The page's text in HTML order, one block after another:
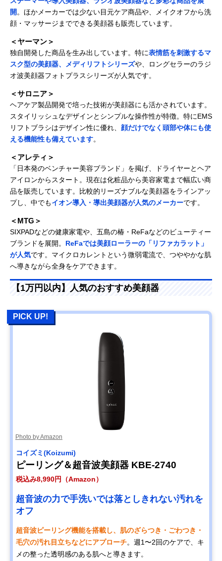
開。ほかメーカーでは少ない目元ケア商品や、メイクオフから洗
顔・マッサージまでできる美顔器も販売しています。
＜ヤーマン＞
独自開発した商品を生み出しています。特に表情筋を刺激するマ
スク型の美顔器、メディリフトシリーズや、ロングセラーのラジ
オ波美顔器フォトプラスシリーズが人気です。
＜サロニア＞
ヘアケア製品開発で培った技術が美顔器にも活かされています。
スタイリッシュなデザインとシンプルな操作性が特徴。特にEMS
リフトブラシはデザイン性に優れ、 顔だけでなく頭部や体にも使
える機能性も備えています。
＜アレティ＞
「日本発のベンチャー美容ブランド」を掲げ、ドライヤーとヘア
アイロンからスタート。現在は化粧品から美容家電まで幅広い商
品を販売しています。比較的リーズナブルな美顔器をラインアッ
プし、中でもイオン導入・導出美顔器が人気のメーカーです。
＜MTG＞
SIXPADなどの健康家電や、五島の椿・ReFaなどのビューティー
ブランドを展開。 ReFaでは美顔ローラーの「リファカラット」
が人気です。マイクロカレントという微弱電流で、つややかな肌
へ導きながら全身をケアできます。
【1万円以内】人気のおすすめ美顔器
PICK UP!
Photo by Amazon
コイズミ(Koizumi)
ピーリング＆超音波美顔器 KBE-2740
税込み8,990円（Amazon）
超音波の力で手洗いでは落としきれない汚れを
オフ
超音波ピーリング機能を搭載し、肌のざらつき・ごわつき・
毛穴の汚れ目立ちなどにアプローチ。週1〜2回のケアで、キ
メの整った透明感のある肌へと導きます。